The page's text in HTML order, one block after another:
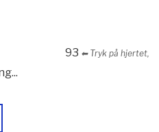
93 ⬅︎ Tryk på hjertet,